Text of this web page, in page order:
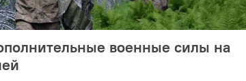
военные силы на